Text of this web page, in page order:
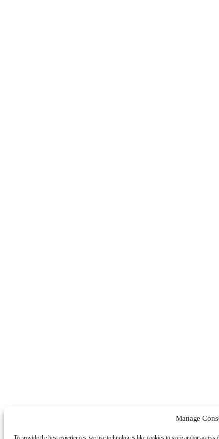
Manage
To provide the best experiences, we use technologies like cookies to store and/or